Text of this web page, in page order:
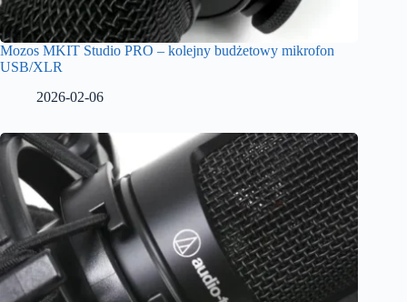
Mozos MKIT Studio PRO – kolejny budżetowy mikrofon
USB/XLR
2026-02-06